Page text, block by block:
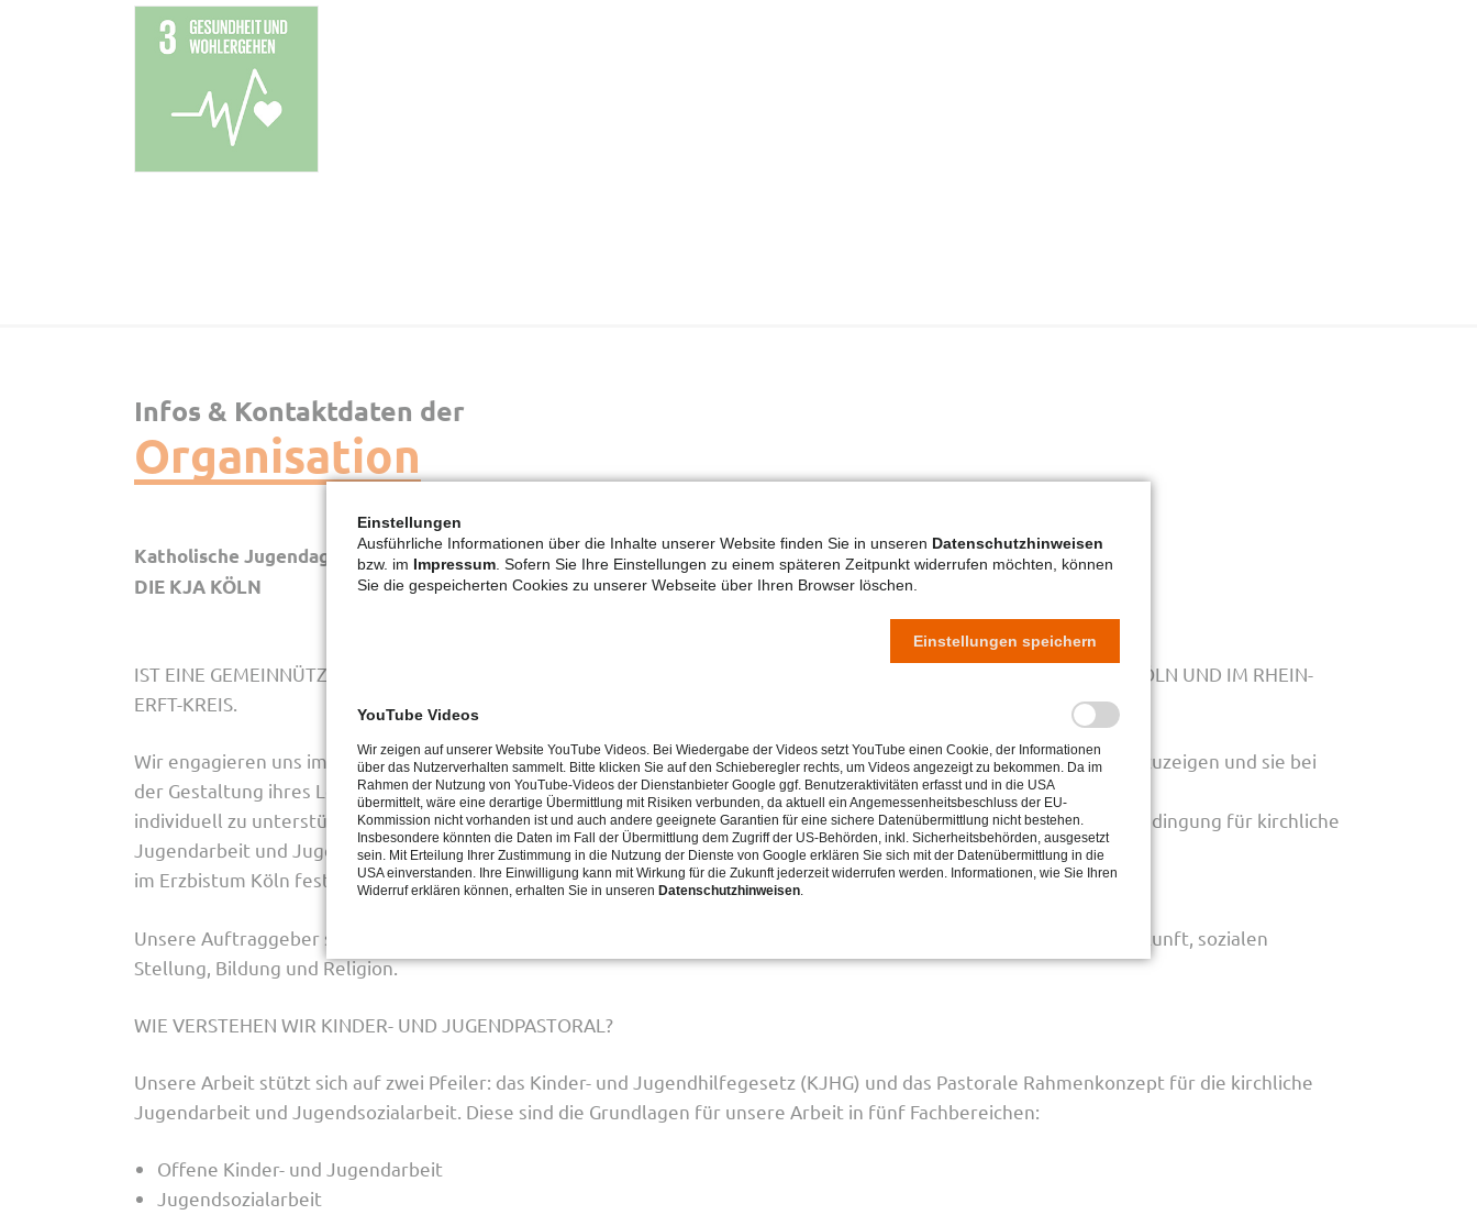
Infos & Kontaktdaten der
Organisation
Katholische Jugendagentur Köln gGmbH
DIE KJA KÖLN
IST EINE GEMEINNÜTZIGE UND ANERKANNTE TRÄGERIN DER FREIEN JUGENDHILFE. WIR SIND AKTIV IN DER STADT KÖLN UND IM RHEIN-
ERFT-KREIS.
Wir engagieren uns im Sinne des kirchlichen Auftrags, jungen Menschen zukunftsorientierte Lebensperspektiven aufzuzeigen und sie bei
der Gestaltung ihres Lebens
individuell zu unterstützen. Unser Auftrag für das Handeln ergibt sich durch das Pastorale Rahmenkonzept, das die Bedingung für kirchliche
Jugendarbeit und Jugendsozialarbeit
im Erzbistum Köln festlegt.
Unsere Auftraggeber sind die jungen Menschen. Nach ihnen richten wir unser Handeln aus, unabhängig von ihrer Herkunft, sozialen
Stellung, Bildung und Religion.
WIE VERSTEHEN WIR KINDER- UND JUGENDPASTORAL?
Unsere Arbeit stützt sich auf zwei Pfeiler: das Kinder- und Jugendhilfegesetz (KJHG) und das Pastorale Rahmenkonzept für die kirchliche
Jugendarbeit und Jugendsozialarbeit. Diese sind die Grundlagen für unsere Arbeit in fünf Fachbereichen:
Offene Kinder- und Jugendarbeit
Jugendsozialarbeit
Einstellungen
Ausführliche Informationen über die Inhalte unserer Website finden Sie in unseren Datenschutzhinweisen
bzw. im Impressum . Sofern Sie Ihre Einstellungen zu einem späteren Zeitpunkt widerrufen möchten, können
Sie die gespeicherten Cookies zu unserer Webseite über Ihren Browser löschen.
Einstellungen speichern
YouTube Videos
Wir zeigen auf unserer Website YouTube Videos. Bei Wiedergabe der Videos setzt YouTube einen Cookie, der Informationen
über das Nutzerverhalten sammelt. Bitte klicken Sie auf den Schieberegler rechts, um Videos angezeigt zu bekommen. Da im
Rahmen der Nutzung von YouTube-Videos der Dienstanbieter Google ggf. Benutzeraktivitäten erfasst und in die USA
übermittelt, wäre eine derartige Übermittlung mit Risiken verbunden, da aktuell ein Angemessenheitsbeschluss der EU-
Kommission nicht vorhanden ist und auch andere geeignete Garantien für eine sichere Datenübermittlung nicht bestehen.
Insbesondere könnten die Daten im Fall der Übermittlung dem Zugriff der US-Behörden, inkl. Sicherheitsbehörden, ausgesetzt
sein. Mit Erteilung Ihrer Zustimmung in die Nutzung der Dienste von Google erklären Sie sich mit der Datenübermittlung in die
USA einverstanden. Ihre Einwilligung kann mit Wirkung für die Zukunft jederzeit widerrufen werden. Informationen, wie Sie Ihren
Widerruf erklären können, erhalten Sie in unseren Datenschutzhinweisen.